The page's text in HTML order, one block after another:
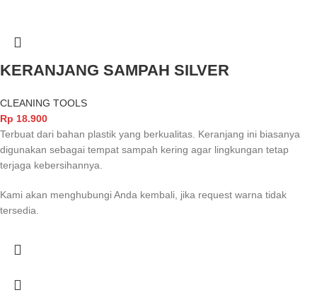
KERANJANG SAMPAH SILVER
CLEANING TOOLS
Rp 18.900
Terbuat dari bahan plastik yang berkualitas. Keranjang ini biasanya
digunakan sebagai tempat sampah kering agar lingkungan tetap
terjaga kebersihannya.
Kami akan menghubungi Anda kembali, jika request warna tidak
tersedia.